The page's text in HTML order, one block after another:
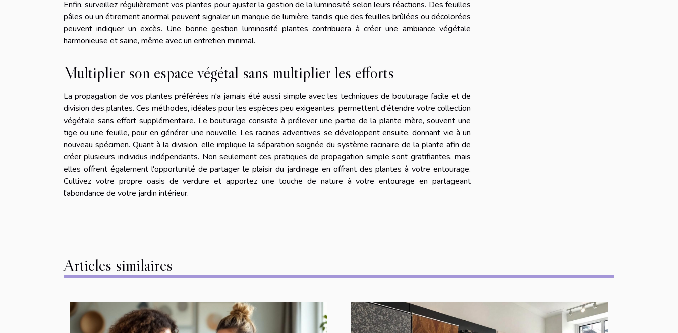
Enfin, surveillez régulièrement vos plantes pour ajuster la gestion de la luminosité selon leurs réactions. Des feuilles
pâles ou un étirement anormal peuvent signaler un manque de lumière, tandis que des feuilles brûlées ou décolorées
peuvent indiquer un excès. Une bonne gestion luminosité plantes contribuera à créer une ambiance végétale
harmonieuse et saine, même avec un entretien minimal.
Multiplier son espace végétal sans multiplier les efforts
La propagation de vos plantes préférées n'a jamais été aussi simple avec les techniques de bouturage facile et de
division des plantes. Ces méthodes, idéales pour les espèces peu exigeantes, permettent d'étendre votre collection
végétale sans effort supplémentaire. Le bouturage consiste à prélever une partie de la plante mère, souvent une
tige ou une feuille, pour en générer une nouvelle. Les racines adventives se développent ensuite, donnant vie à un
nouveau spécimen. Quant à la division, elle implique la séparation soignée du système racinaire de la plante afin de
créer plusieurs individus indépendants. Non seulement ces pratiques de propagation simple sont gratifiantes, mais
elles offrent également l'opportunité de partager le plaisir du jardinage en offrant des plantes à votre entourage.
Cultivez votre propre oasis de verdure et apportez une touche de nature à votre entourage en partageant
l'abondance de votre jardin intérieur.
Articles similaires